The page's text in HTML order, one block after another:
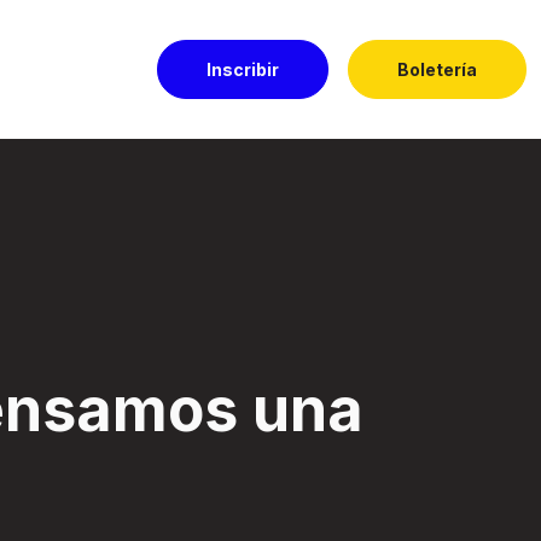
Inscribir Boletería
una